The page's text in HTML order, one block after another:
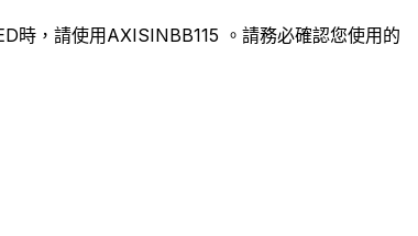
時，請使用AXISINBB115 。請務必確認您使用的